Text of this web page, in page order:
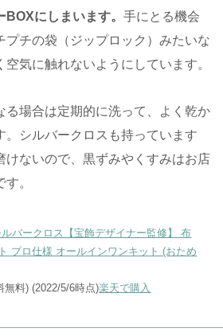
にしまいます。 手にとる機会
プチの袋（ジップロック）みたいな
気に触れないようにしています。
る場合は定期的に洗って、よく乾か
。シルバークロスも持っています
けないので、黒ずみやくすみはお店
。
バークロス【宝飾デザイナー監修】 布
プロ仕様 オールインワンキット (おため
無料) (2022/5/6時点)楽天で購入